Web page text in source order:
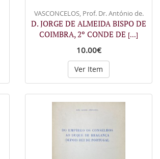
VASCONCELOS, Prof. Dr. António de.
D. JORGE DE ALMEIDA BISPO DE
COIMBRA, 2º CONDE DE [...]
10.00€
Ver Item